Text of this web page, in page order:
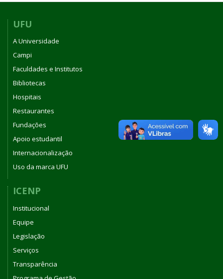
UFU
A Universidade
Campi
Faculdades e Institutos
Bibliotecas
Hospitais
Restaurantes
Fundações
Apoio estudantil
Internacionalização
Uso da marca UFU
ICENP
Institucional
Equipe
Legislação
Serviços
Transparência